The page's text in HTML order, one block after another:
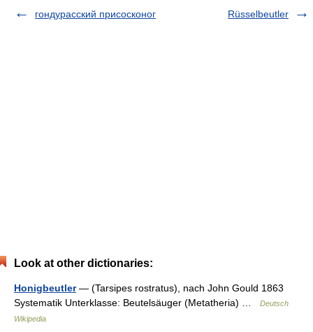
гондурасский присосконог
Rüsselbeutler
Look at other dictionaries:
Honigbeutler— (Tarsipes rostratus), nach John Gould 1863
Systematik Unterklasse: Beutelsäuger (Metatheria) …
Deutsch
Wikipedia